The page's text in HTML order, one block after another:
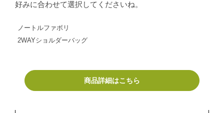
好みに合わせて選択してくださいね。
ノートルファボリ
2WAYショルダーバッグ
商品詳細はこちら